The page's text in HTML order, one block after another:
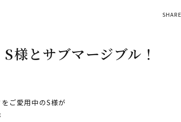
S様とサブマージブル！
SHARE
ご愛用中のS様が